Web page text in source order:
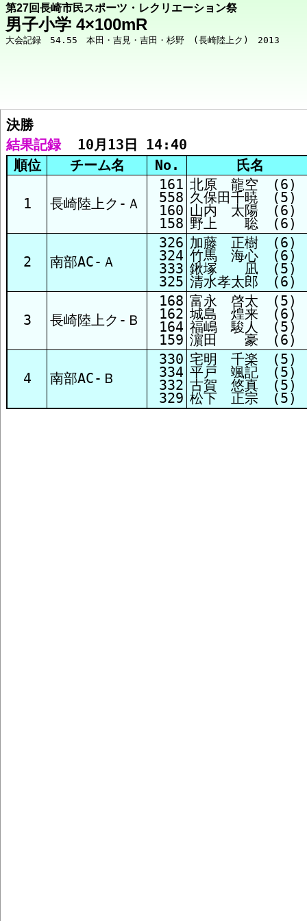
第27回長崎市民スポーツ・レクリエーション祭
男子小学 4×100mR
競技メニューへ
決勝
結果記録
  10月13日 14:40
順位
チーム名 No. 氏名
1 長崎陸上ク-Ａ
161
558
160
158
北原 龍空 (6)
久保田千暁 (5)
山内 太陽 (6)
野上 聡 (6)
2 南部AC-Ａ
326
324
333
325
加藤 正樹 (6)
竹馬 海心 (6)
鍬塚 凪 (5)
清水孝太郎 (6)
3 長崎陸上ク-Ｂ
168
162
164
159
富永 啓太 (5)
城島 煌来 (6)
福嶋 駿人 (5)
濵田 豪 (6)
4 南部AC-Ｂ
330
334
332
329
宅明 千楽 (5)
平戸 颯記 (5)
古賀 悠真 (5)
松下 正宗 (5)